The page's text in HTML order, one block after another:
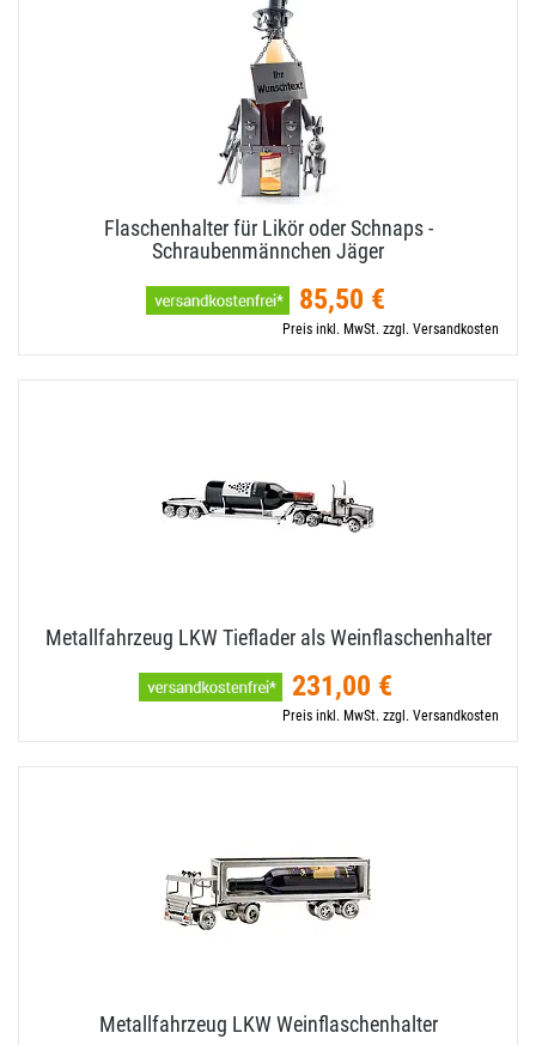
Flaschenhalter für Likör oder Schnaps -
Schraubenmännchen Jäger
85,50 €
Preis inkl. MwSt. zzgl. Versandkosten
Metallfahrzeug LKW Tieflader als Weinflaschenhalter
231,00 €
Preis inkl. MwSt. zzgl. Versandkosten
Metallfahrzeug LKW Weinflaschenhalter